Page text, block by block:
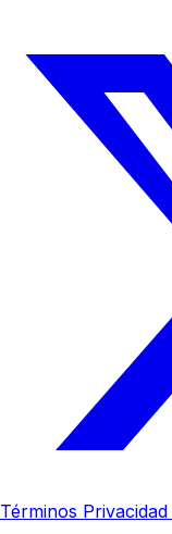
Términos Privacidad